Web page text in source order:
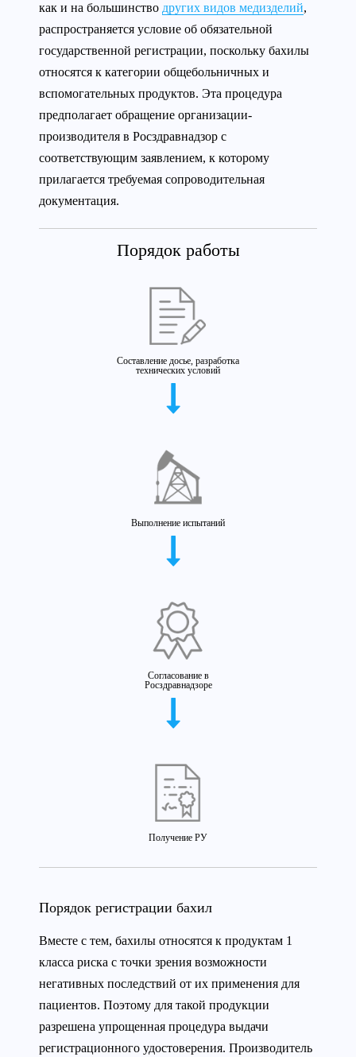
как и на большинство других видов медизделий,
распространяется условие об обязательной
государственной регистрации, поскольку бахилы
относятся к категории общебольничных и
вспомогательных продуктов. Эта процедура
предполагает обращение организации-
производителя в Росздравнадзор с
соответствующим заявлением, к которому
прилагается требуемая сопроводительная
документация.
Порядок работы
Составление досье, разработка
технических условий
Выполнение испытаний
Согласование в
Росздравнадзоре
Получение РУ
Порядок регистрации бахил
Вместе с тем, бахилы относятся к продуктам 1
класса риска с точки зрения возможности
негативных последствий от их применения для
пациентов. Поэтому для такой продукции
разрешена упрощенная процедура выдачи
регистрационного удостоверения. Производитель